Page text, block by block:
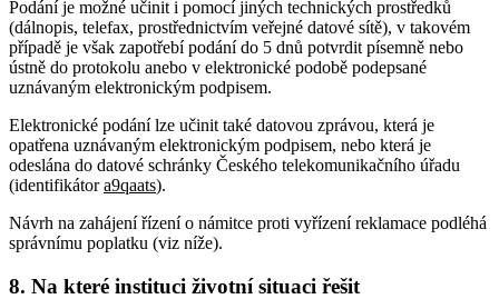
Podání je možné učinit i pomocí jiných technických prostředků
(dálnopis, telefax, prostřednictvím veřejné datové sítě), v takovém
případě je však zapotřebí podání do 5 dnů potvrdit písemně nebo
ústně do protokolu anebo v elektronické podobě podepsané
uznávaným elektronickým podpisem.
Elektronické podání lze učinit také datovou zprávou, která je
opatřena uznávaným elektronickým podpisem, nebo která je
odeslána do datové schránky Českého telekomunikačního úřadu
(identifikátora9qaats).
Návrh na zahájení řízení o námitce proti vyřízení reklamace podléhá
správnímu poplatku (viz níže).
8. Na které instituci životní situaci řešit